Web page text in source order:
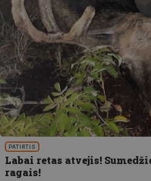
PATIRTIS
Labai retas atvejis!
ragais!